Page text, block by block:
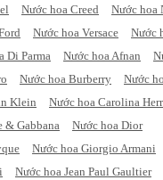
Nước hoa Creed
Nước hoa
Nước hoa Versace
Nước
Di Parma
Nước hoa Afnan
Nước hoa Burberry
Nước
Klein
Nước hoa Carolina
& Gabbana
Nước hoa Dior
Nước hoa Giorgio Armani
Nước hoa Jean Paul Gaultier